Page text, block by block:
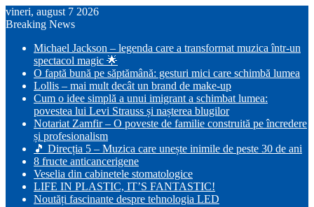
vineri, august 7 2026
Breaking News
Michael Jackson – legenda care a transformat muzica într-un
spectacol magic 🌟
O faptă bună pe săptămână: gesturi mici care schimbă lumea
Lollis – mai mult decât un brand de make-up
Cum o idee simplă a unui imigrant a schimbat lumea:
povestea lui Levi Strauss și nașterea blugilor
Notariat Zamfir – O poveste de familie construită pe încredere
și profesionalism
🎵 Direcția 5 – Muzica care unește inimile de peste 30 de ani
8 fructe anticancerigene
Veselia din cabinetele stomatologice
LIFE IN PLASTIC, IT’S FANTASTIC!
Noutăți fascinante despre tehnologia LED